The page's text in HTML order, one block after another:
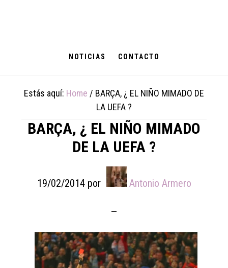
NOTICIAS CONTACTO
Estás aquí: Home / BARÇA, ¿ EL NIÑO MIMADO DE
LA UEFA ?
BARÇA, ¿ EL NIÑO MIMADO
DE LA UEFA ?
19/02/2014por Antonio Armero